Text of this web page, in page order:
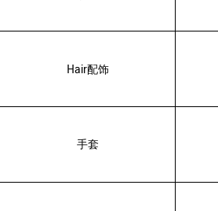
Hair配饰
手套